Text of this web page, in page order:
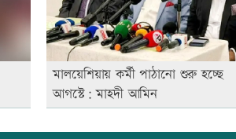
মালয়েশিয়ায় কর্মী পাঠানো শুরু হচ্ছে
আগস্টে: মাহদী আমিন